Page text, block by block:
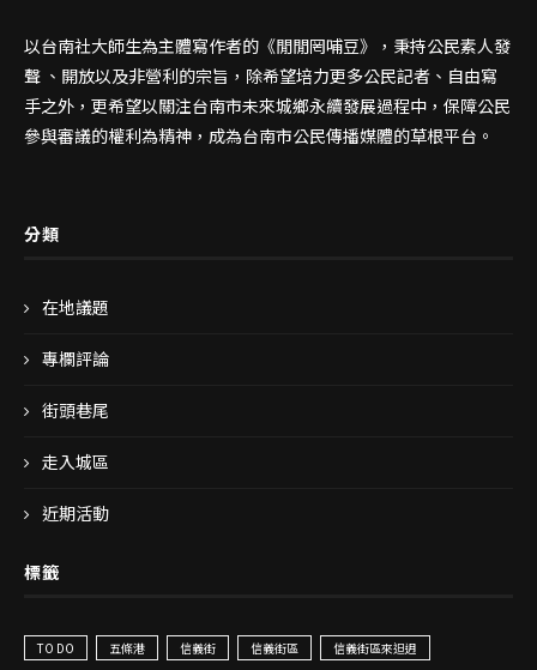
以台南社大師生為主體寫作者的《閒閒罔哺豆》，秉持公民素人發
聲 、開放以及非營利的宗旨，除希望培力更多公民記者、自由寫
手之外，更希望以關注台南市未來城鄉永續發展過程中，保障公民
參與審議的權利為精神，成為台南市公民傳播媒體的草根平台。
分類
在地議題
專欄評論
街頭巷尾
走入城區
近期活動
標籤
TO DO 五條港 信義街 信義街區 信義街區來𨑨迌